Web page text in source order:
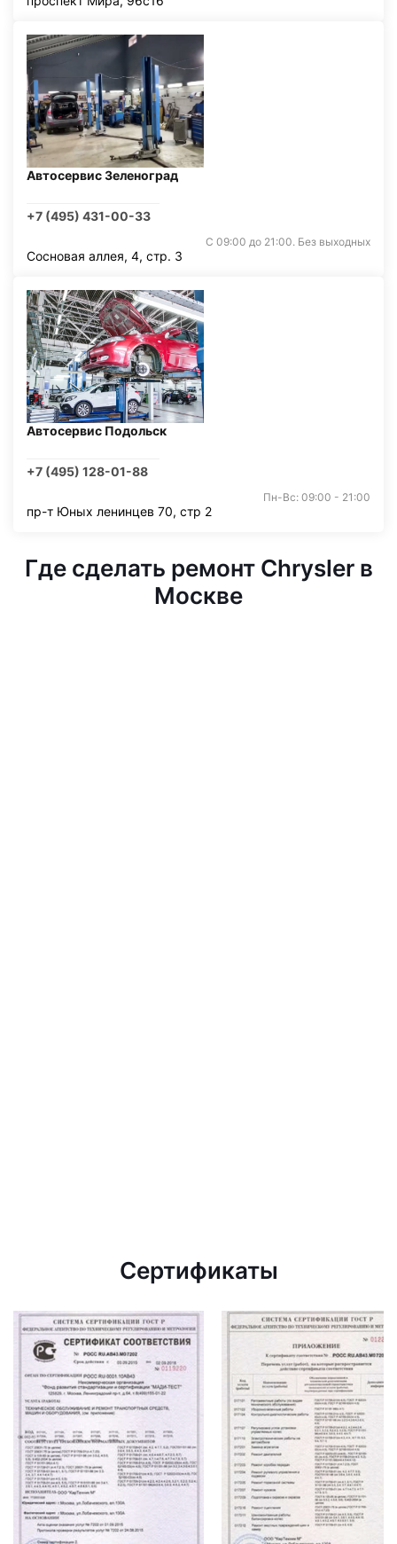
Автосервис Зеленоград
+7 (495) 431-00-33
С 09:00 до 21:00. Без выходных
Сосновая аллея, 4, стр. 3
Автосервис Подольск
+7 (495) 128-01-88
Пн-Вс: 09:00 - 21:00
пр-т Юных ленинцев 70, стр 2
Где сделать ремонт Chrysler в
Москве
Сертификаты